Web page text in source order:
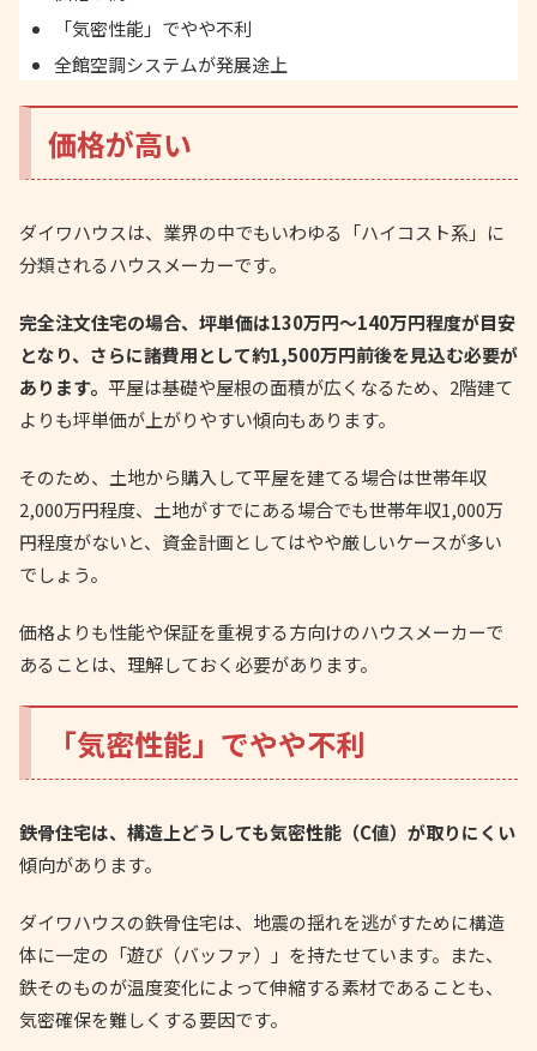
「気密性能」でやや不利
全館空調システムが発展途上
価格が高い
ダイワハウスは、業界の中でもいわゆる「ハイコスト系」に
分類されるハウスメーカーです。
完全注文住宅の場合、坪単価は130万円〜140万円程度が目安
となり、さらに諸費用として約1,500万円前後を見込む必要が
あります。 平屋は基礎や屋根の面積が広くなるため、2階建て
よりも坪単価が上がりやすい傾向もあります。
そのため、土地から購入して平屋を建てる場合は世帯年収
2,000万円程度、土地がすでにある場合でも世帯年収1,000万
円程度がないと、資金計画としてはやや厳しいケースが多い
でしょう。
価格よりも性能や保証を重視する方向けのハウスメーカーで
あることは、理解しておく必要があります。
「気密性能」でやや不利
鉄骨住宅は、構造上どうしても気密性能（C値）が取りにくい
傾向があります。
ダイワハウスの鉄骨住宅は、地震の揺れを逃がすために構造
体に一定の「遊び（バッファ）」を持たせています。また、
鉄そのものが温度変化によって伸縮する素材であることも、
気密確保を難しくする要因です。